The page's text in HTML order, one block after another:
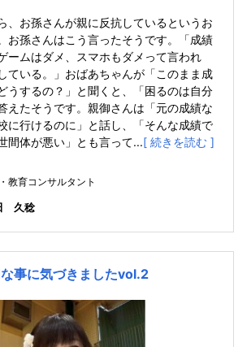
、お孫さんが親に反抗しているというお
お孫さんはこう言ったそうです。「成績
ームはダメ、スマホもダメって言われ
ている。」おばあちゃんが「このまま成
うするの？」と聞くと、「困るのは自分
えたそうです。親御さんは「元の成績な
に行けるのに」と話し、「そんな成績で
間体が悪い」とも言って...[ 続きを読む ]
教育コンサルタント
久稔
事に気づきましたvol.2